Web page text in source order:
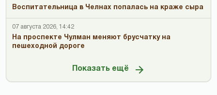
Воспитательница в Челнах попалась на краже сыра
07 августа 2026, 14:42
На проспекте Чулман меняют брусчатку на
пешеходной дороге
Показать ещё